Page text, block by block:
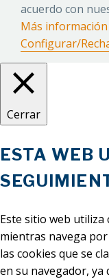
acuerdo con
Más información
Configurar/
Cerrar
ESTA WEB
Este sitio web
mientras navega
las cookies que se
en su navegador, ya